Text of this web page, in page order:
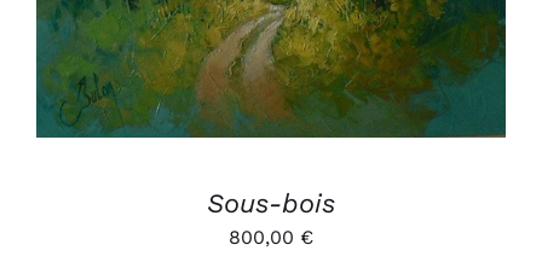
Sous-bois
800,00 €